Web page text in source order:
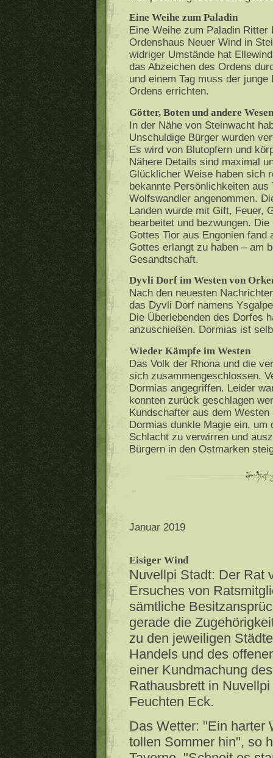
Eine Weihe zum Paladin
Eine Weihe zum Paladin
Ordenshaus Neuer Wind in
widriger Umstände hat
das Abzeichen des Ordens
und einem Tag muss der
Ordens errichten.
Götter, Boten und andere
In der Nähe von Steinwacht
Unschuldige Bürger wurden
Es wird von Blutopfern und
Nähere Details sind maximal
Glücklicher Weise haben sich
bekannte Persönlichkeiten
Wolfswandler angenommen.
Landen wurde mit Gift, Feuer,
bearbeitet und bezwungen.
Gottes Tior aus Engonien
Gottes erlangt zu haben – am
Gesandtschaft.
Dyvli Dorf im Westen von
Nach den neuesten
das Dyvli Dorf namens
Die Überlebenden des Dorfes
anzuschießen. Dormias ist
Wieder Kämpfe im Westen
Das Volk der Rhona und die
sich zusammengeschlossen.
Dormias angegriffen. Leider
konnten zurück geschlagen
Kundschafter aus dem
Dormias dunkle Magie ein, um
Schlacht zu verwirren und
Bürgern in den Ostmarken
Januar 2019
Eisiger Wind
Nuvellpi Stadt: Der Rat
Ersuches von
sämtliche
gerade die
zu den jeweiligen
Handels und des
einer Kundmachung
Rathausbrett in
Feuchten Eck.
Das Wetter: "Ein harter
tollen Sommer hin", so